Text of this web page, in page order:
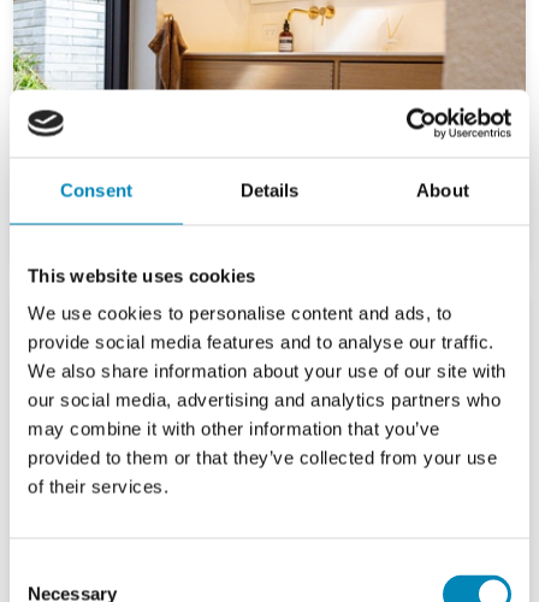
Consent Details About
This website uses cookies
We use cookies to personalise content and ads, to
provide social media features and to analyse our traffic.
We also share information about your use of our site with
our social media, advertising and analytics partners who
may combine it with other information that you’ve
provided to them or that they’ve collected from your use
of their services.
Necessary